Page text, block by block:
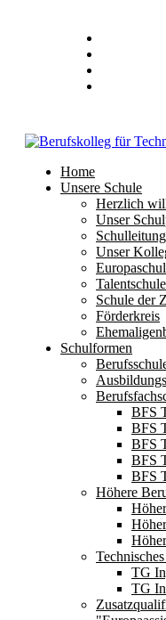
Home
Unsere Schule
Herzlich
Unser
Schulleitung
Unser
Talentschule
Schule der
Förderkreis
Schulformen
BFS
BFS
BFS
BFS
BFS
Höhere
TG
TG